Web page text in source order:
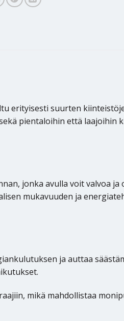
erityisesti suurten
pientaloihin että laajoihin
jonka avulla voit valvoa ja
mukavuuden ja
ja auttaa
mikä mahdollistaa